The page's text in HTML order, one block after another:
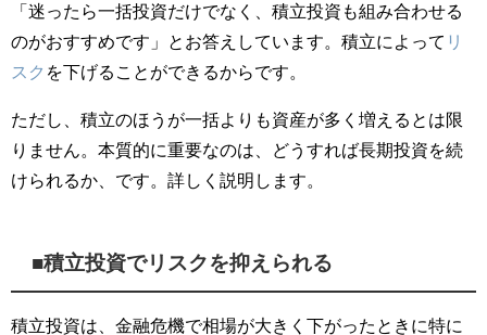
「迷ったら一括投資だけでなく、積立投資も組み合わせる
のがおすすめです」とお答えしています。積立によって リ
スク を下げることができるからです。
ただし、積立のほうが一括よりも資産が多く増えるとは限
りません。本質的に重要なのは、どうすれば長期投資を続
けられるか、です。詳しく説明します。
■積立投資でリスクを抑えられる
積立投資は、金融危機で相場が大きく下がったときに特に